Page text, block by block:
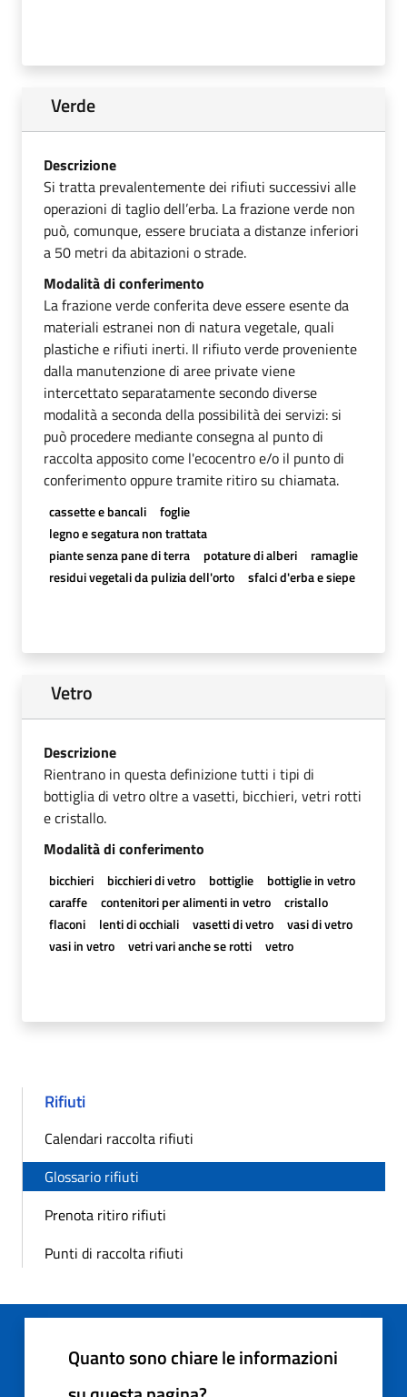
Verde
Descrizione
Si tratta prevalentemente dei rifiuti successivi alle
operazioni di taglio dell’erba. La frazione verde non
può, comunque, essere bruciata a distanze inferiori
a 50 metri da abitazioni o strade.
Modalità di conferimento
La frazione verde conferita deve essere esente da
materiali estranei non di natura vegetale, quali
plastiche e rifiuti inerti. Il rifiuto verde proveniente
dalla manutenzione di aree private viene
intercettato separatamente secondo diverse
modalità a seconda della possibilità dei servizi: si
può procedere mediante consegna al punto di
raccolta apposito come l'ecocentro e/o il punto di
conferimento oppure tramite ritiro su chiamata.
cassette e bancali
foglie
legno e segatura non trattata
piante senza pane di terra
potature di alberi
ramaglie
residui vegetali da pulizia dell'orto
sfalci d'erba e siepe
Vetro
Descrizione
Rientrano in questa definizione tutti i tipi di
bottiglia di vetro oltre a vasetti, bicchieri, vetri rotti
e cristallo.
Modalità di conferimento
bicchieri bicchieri di vetro bottiglie
bottiglie in vetro
caraffe
contenitori per alimenti in vetro
cristallo
flaconi
lenti di occhiali vasetti di vetro
vasi di vetro
vasi in vetro
vetri vari anche se rotti vetro
Rifiuti
Calendari raccolta rifiuti
Glossario rifiuti
Prenota ritiro rifiuti
Punti di raccolta rifiuti
Quanto sono chiare le informazioni